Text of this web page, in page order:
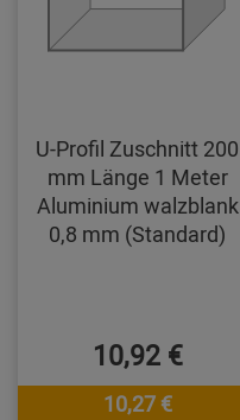
U-Profil Zuschnitt 200
mm Länge 1 Meter
Aluminium walzblank
0,8 mm (Standard)
10,92 €
10,27 €